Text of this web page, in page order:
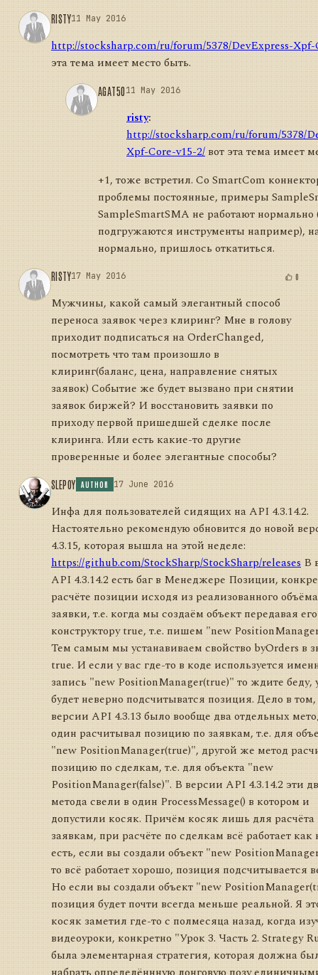
RISTY11 May 2016
http://stocksharp.com/ru/forum/5378/DevExpress-Xpf-
эта тема имеет место быть.
AGAT5011 May 2016
risty:
http://stocksharp.com/ru/forum/5378/
Xpf-Core-v15-2/ вот эта тема имеет
+1, тоже встретил. Со SmartCom
проблемы постоянные, примеры
SampleSmartSMA не работают нормально
подгружаются инструменты например),
нормально, пришлось откатиться.
RISTY17 May 2016 0
Мужчины, какой самый элегантный способ
переноса заявок через клиринг? Мне в голову
приходит подписаться на OrderChanged,
посмотреть что там произошло в
клиринг(баланс, цена, направление снятых
заявок) Событие же будет вызвано при снятии
заявок биржей? И восстановить заявки по
приходу первой пришедшей сделке после
клиринга. Или есть какие-то другие
проверенные и более элегантные способы?
SLEPOY AUTHOR 17 June 2016
Инфа для пользователей сидящих на API 4.3.14.2.
Настоятельно рекомендую обновится до новой
4.3.15, которая вышла на этой неделе:
https://github.com/StockSharp/StockSharp/releases В
API 4.3.14.2 есть баг в Менеджере Позиции,
расчёте позиции исходя из реализованного объёма
заявки, т.е. когда мы создаём объект передавая его
конструктору true, т.е. пишем "new
Тем самым мы устанавиваем свойство byOrders в
true. И если у вас где-то в коде используется
запись "new PositionManager(true)" то ждите беду,
будет неверно подсчитыватся позиция. Дело в том,
версии API 4.3.13 было вообще два отдельных
один расчитывал позицию по заявкам, т.е. для
"new PositionManager(true)", другой же метод
позицию по сделкам, т.е. для объекта "new
PositionManager(false)". В версии API 4.3.14.2 эти
метода свели в один ProcessMessage() в котором и
допустили косяк. Причём косяк лишь для расчёта
заявкам, при расчёте по сделкам всё работает как
есть, если вы создали объект "new
то всё работает хорошо, позиция подсчитывается
Но если вы создали объект "new
позиция будет почти всегда меньше реальной. Я
косяк заметил где-то с полмесяца назад, когда
видеоуроки, конкретно "Урок 3. Часть 2. Strategy
была элементарная стратегия, которая должна